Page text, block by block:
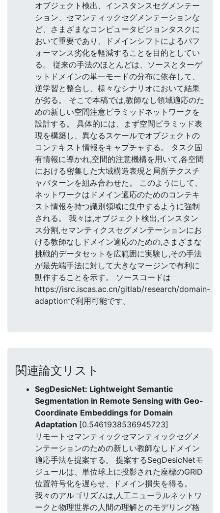
オブジェクト検出、インスタンスセグメンテー
ション、セマンティックセグメンテーションな
ど、さまざまなコンピュータビジョンタスクに
おいて重要であり、ドメインシフトによるパフ
ォーマンス劣化を軽減することを目的としてい
る。 従来の手法のほとんどは、ソースとターゲ
ットドメインの単一モードの分布に依存して、
逆学習と整合し、様々なシナリオにおいて結果
が劣る。 そこで本稿では,教師なし領域適応のた
めの新しい空間注意ピラミッドネットワークを
設計する。 具体的には、まず空間ピラミッド表
現を構築し、異なるスケールでオブジェクトの
コンテキスト情報をキャプチャする。 タスク固
有情報に導かれ,空間的注意機構を用いて,各空間
における密集した大域構造表現と局所テクスチ
ャパターンを組み合わせた。 このようにして、
ネットワークはドメイン適応のためのコンテキ
スト情報を持つ識別領域に集中するように強制
される。 我々は,オブジェクト検出,インスタン
ス分割,セマンティクスセグメンテーションにお
ける教師なしドメイン適応のための,さまざまな
挑戦的データセットを広範囲に実験し,その手法
が最先端手法に対して大きなマージンで有利に
動作することを示す。 ソースコードは
https://isrc.iscas.ac.cn/gitlab/research/domain-
adaptionで利用可能です。
関連論文リスト
SegDesicNet: Lightweight Semantic
Segmentation in Remote Sensing with Geo-
Coordinate Embeddings for Domain
Adaptation [0.5461938536945723]
リモートセマンティックセマンティックセグメ
ンテーションのための新しい教師なしドメイン
適応手法を提案する。 提案するSegDesicNetモ
ジュールは、単位球上に投影された座標のGRID
位置符号化を遅らせ、ドメイン損失を得る。
我々のアルゴリズムは,人工ニューラルネットワ
ークと物理世界の人間の理解とのモデリング格